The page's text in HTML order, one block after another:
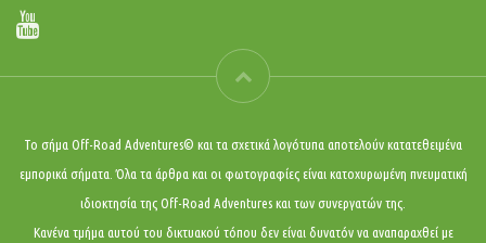
Το σήμα Off-Road Adventures© και τα σχετικά λογότυπα αποτελούν κατατεθειμένα
εμπορικά σήματα. Όλα τα άρθρα και οι φωτογραφίες είναι κατοχυρωμένη πνευματική
ιδιοκτησία της Off-Road Adventures και των συνεργατών της.
Κανένα τμήμα αυτού του δικτυακού τόπου δεν είναι δυνατόν να αναπαραχθεί με